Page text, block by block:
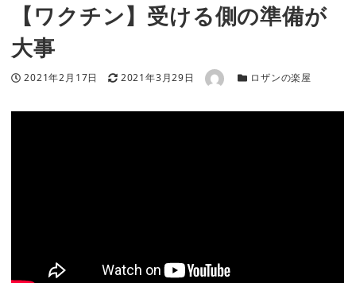
【ワクチン】受ける側の準備が
大事
投稿日
2021年2月17日 更新日
2021年3月29日 著者 カテゴリー
ロザンの楽屋